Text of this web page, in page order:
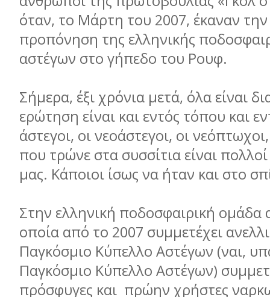
όταν, το Μάρτη του 2007, έκαναν
προπόνηση της ελληνικής
αστέγων στο γήπεδο του Ρουφ.
Σήμερα, έξι χρόνια μετά, όλα είναι
ερώτηση είναι και εντός τόπου και
άστεγοι, οι νεοάστεγοι, οι
που τρώνε στα συσσίτια είναι πολλοί
μας. Κάποιοι ίσως να ήταν και στο
Στην ελληνική ποδοσφαιρική ομάδα
οποία από το 2007 συμμετέχει
Παγκόσμιο Κύπελλο Αστέγων (ναι,
Παγκόσμιο Κύπελλο Αστέγων)
πρόσφυγες και πρώην χρήστες